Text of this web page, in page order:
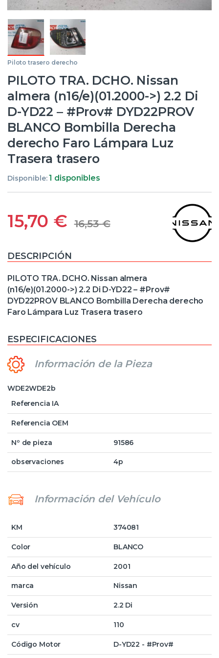
Piloto trasero derecho
PILOTO TRA. DCHO. Nissan
almera (n16/e)(01.2000->) 2.2 Di
D-YD22 – #Prov# DYD22PROV
BLANCO Bombilla Derecha
derecho Faro Lámpara Luz
Trasera trasero
Disponible:1 disponibles
15,70 € 16,53€
DESCRIPCIÓN
PILOTO TRA. DCHO. Nissan almera
(n16/e)(01.2000->) 2.2 Di D-YD22 – #Prov#
DYD22PROV BLANCO Bombilla Derecha derecho
Faro Lámpara Luz Trasera trasero
ESPECIFICACIONES
Información de la Pieza
WDE2WDE2b
Referencia IA
Referencia OEM
Nº de pieza 91586
observaciones 4p
Información del Vehículo
KM 374081
Color BLANCO
Año del vehículo 2001
marca Nissan
Versión 2.2 Di
cv 110
Código Motor D-YD22 - #Prov#